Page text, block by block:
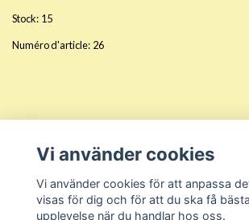
Stock: 15
Numéro d'article: 26
Kundtjänst
Vi använder cookies
Vi använder cookies för att anpassa
visas för dig och för att du ska få
upplevelse när du handlar hos oss.